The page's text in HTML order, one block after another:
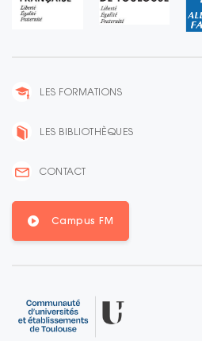
LES FORMATIONS
LES BIBLIOTHÈQUES
CONTACT
Campus FM